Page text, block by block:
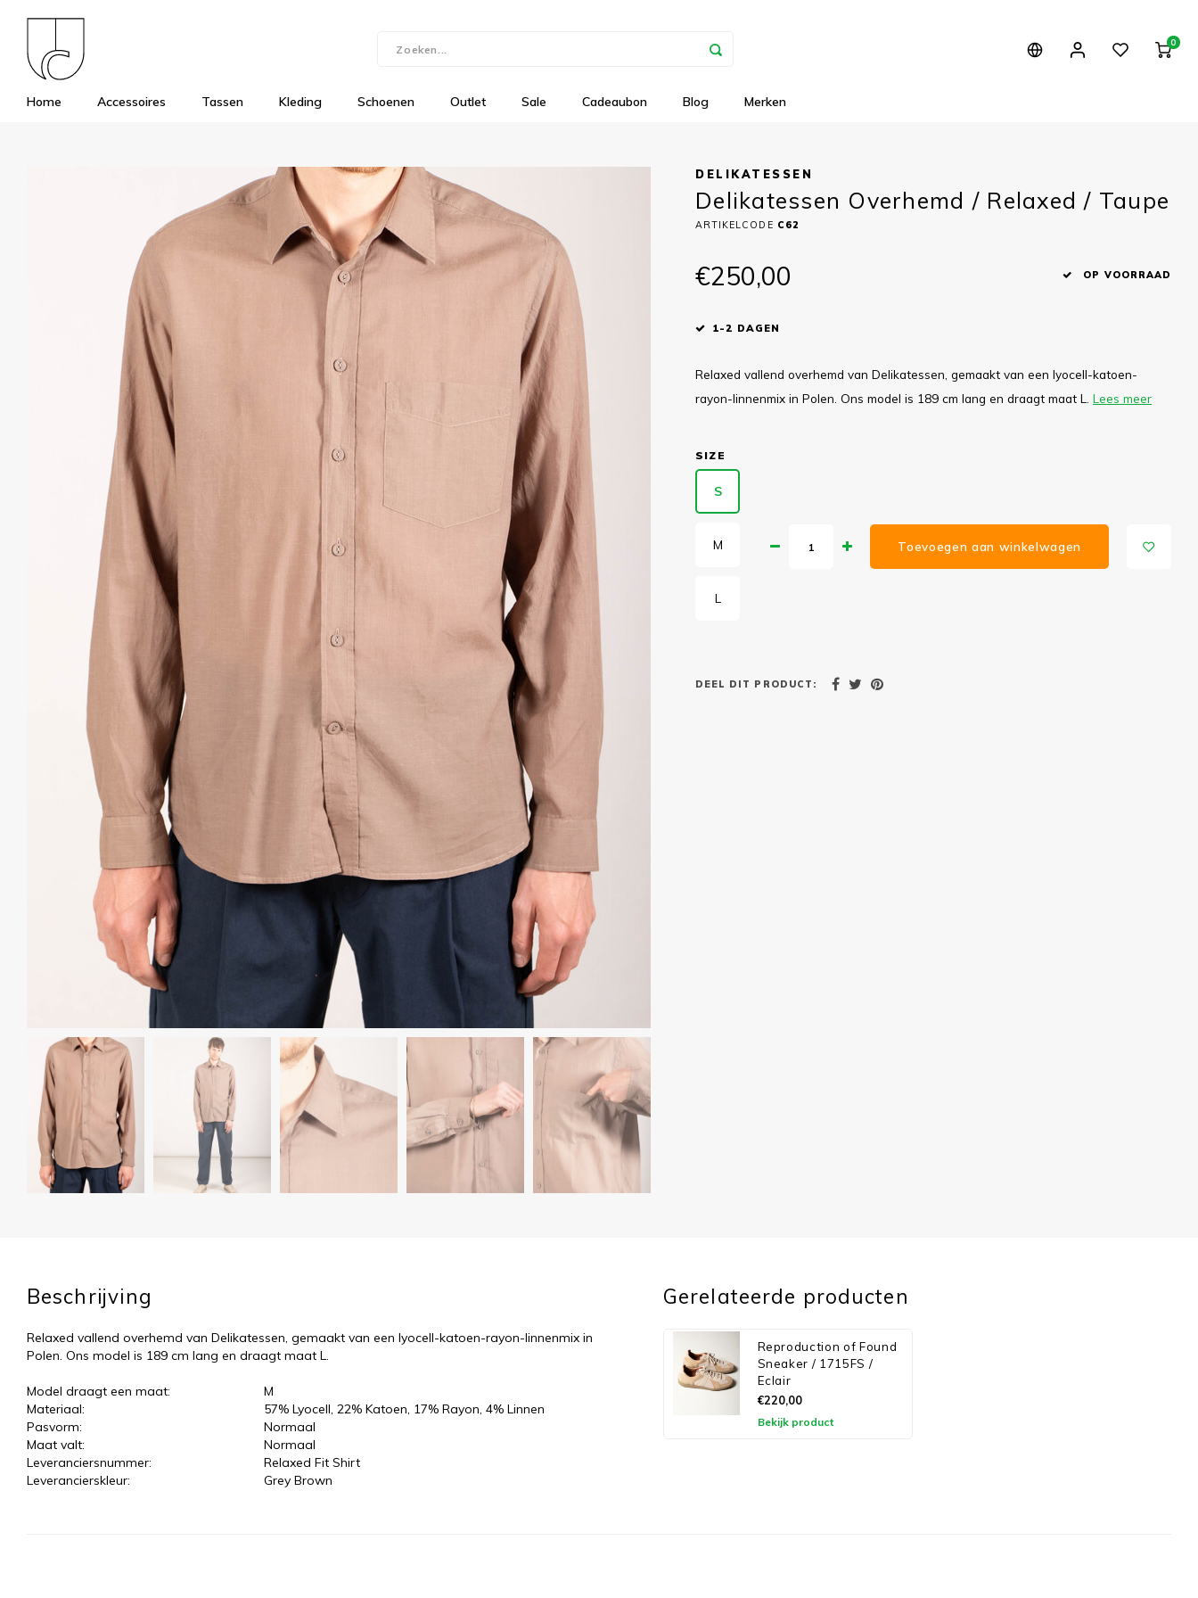
0
Home Accessoires Tassen Kleding Schoenen Outlet Sale Cadeaubon Blog Merken
DELIKATESSEN
Delikatessen Overhemd / Relaxed / Taupe
ARTIKELCODE C62
€250,00 OP VOORRAAD
1-2 DAGEN
Relaxed vallend overhemd van Delikatessen, gemaakt van een lyocell-katoen-
rayon-linnenmix in Polen. Ons model is 189 cm lang en draagt maat L. Lees meer
SIZE
S
M
L
Toevoegen aan winkelwagen
DEEL DIT PRODUCT:
Beschrijving
Relaxed vallend overhemd van Delikatessen, gemaakt van een lyocell-katoen-rayon-linnenmix in
Polen. Ons model is 189 cm lang en draagt maat L.
Model draagt een maat:
M
Materiaal:
57% Lyocell, 22% Katoen, 17% Rayon, 4% Linnen
Pasvorm:
Normaal
Maat valt:
Normaal
Leveranciersnummer:
Relaxed Fit Shirt
Leverancierskleur:
Grey Brown
Gerelateerde producten
Reproduction of Found
Sneaker / 1715FS /
Eclair
€220,00
Bekijk product